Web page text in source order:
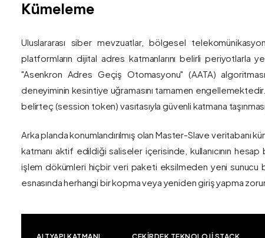
Kümeleme
Uluslararası siber mevzuatlar, bölgesel
platformların dijital adres katmanlarını belirli
"Asenkron Adres Geçiş Otomasyonu" (AATA)
deneyiminin kesintiye uğramasını tamamen
belirteç (session token) vasıtasıyla güvenli katmana
Arka planda konumlandırılmış olan Master-Slave veritabanı
katmanı aktif edildiği saliseler içerisinde, kullanıcının
işlem dökümleri hiçbir veri paketi eksilmeden yeni sunucu
esnasında herhangi bir kopma veya yeniden giriş yapma